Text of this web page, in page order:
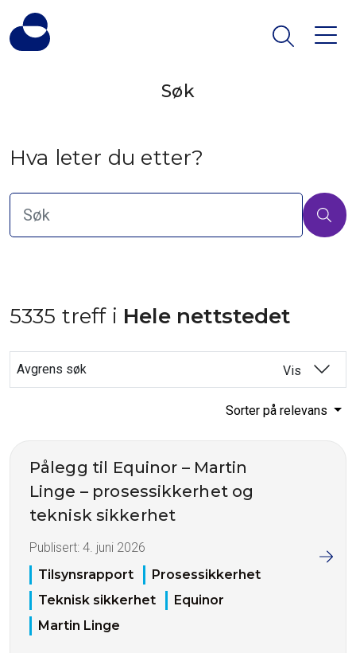
Søk
Hva leter du etter?
5335 treff i Hele nettstedet
Avgrens søk Vis
Sorter på relevans
Pålegg til Equinor – Martin
Linge – prosessikkerhet og
teknisk sikkerhet
Publisert: 4. juni 2026
Tilsynsrapport
Prosessikkerhet
Teknisk sikkerhet
Equinor
Martin Linge